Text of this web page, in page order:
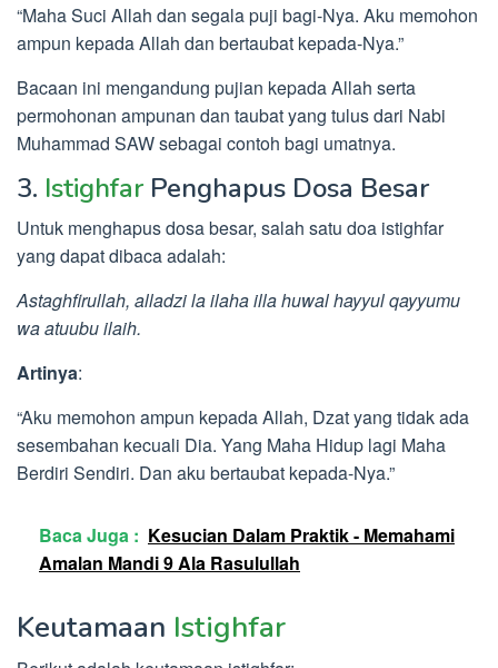
“Maha Suci Allah dan segala puji bagi-Nya. Aku memohon
ampun kepada Allah dan bertaubat kepada-Nya.”
Bacaan ini mengandung pujian kepada Allah serta
permohonan ampunan dan taubat yang tulus dari Nabi
Muhammad SAW sebagai contoh bagi umatnya.
3. Istighfar Penghapus Dosa Besar
Untuk menghapus dosa besar, salah satu doa istighfar
yang dapat dibaca adalah:
Astaghfirullah, alladzi la ilaha illa huwal hayyul qayyumu
wa atuubu ilaih.
Artinya:
“Aku memohon ampun kepada Allah, Dzat yang tidak ada
sesembahan kecuali Dia. Yang Maha Hidup lagi Maha
Berdiri Sendiri. Dan aku bertaubat kepada-Nya.”
Baca Juga : Kesucian Dalam Praktik - Memahami
Amalan Mandi 9 Ala Rasulullah
Keutamaan Istighfar